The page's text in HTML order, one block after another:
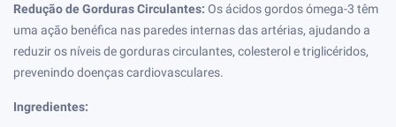
Redução de Gorduras Circulantes: Os ácidos gordos ómega-3 têm
uma ação benéfica nas paredes internas das artérias, ajudando a
reduzir os níveis de gorduras circulantes, colesterol e triglicéridos,
prevenindo doenças cardiovasculares.
Ingredientes: